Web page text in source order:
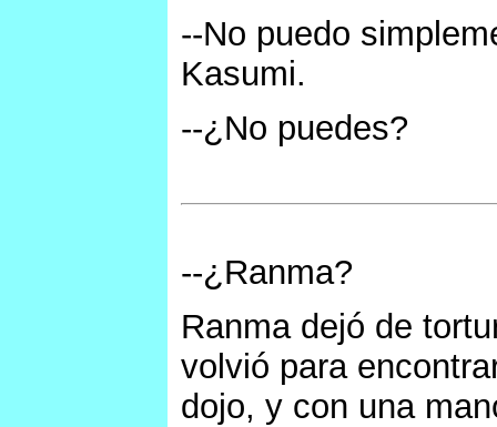
--No puedo
Kasumi.
--¿No puedes?
--¿Ranma?
Ranma dejó de
volvió para
dojo, y con una